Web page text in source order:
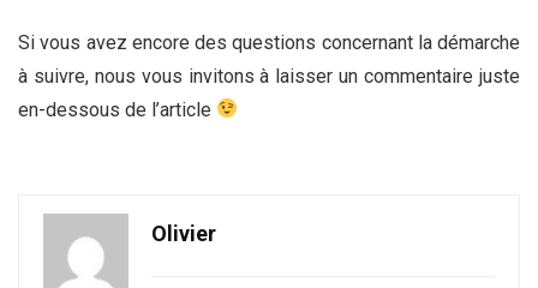
Si vous avez encore des questions concernant la démarche
à suivre, nous vous invitons à laisser un commentaire juste
en-dessous de l’article
Olivier